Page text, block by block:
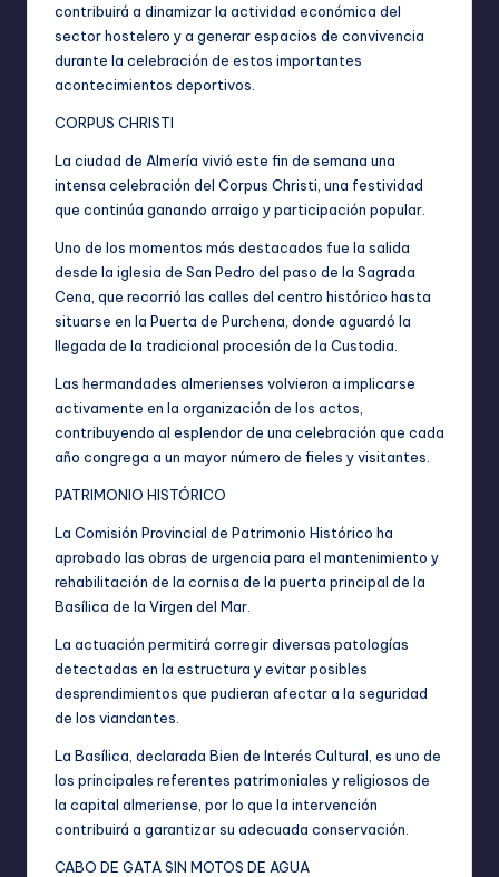
contribuirá a dinamizar la actividad económica del
sector hostelero y a generar espacios de convivencia
durante la celebración de estos importantes
acontecimientos deportivos.
CORPUS CHRISTI
La ciudad de Almería vivió este fin de semana una
intensa celebración del Corpus Christi, una festividad
que continúa ganando arraigo y participación popular.
Uno de los momentos más destacados fue la salida
desde la iglesia de San Pedro del paso de la Sagrada
Cena, que recorrió las calles del centro histórico hasta
situarse en la Puerta de Purchena, donde aguardó la
llegada de la tradicional procesión de la Custodia.
Las hermandades almerienses volvieron a implicarse
activamente en la organización de los actos,
contribuyendo al esplendor de una celebración que cada
año congrega a un mayor número de fieles y visitantes.
PATRIMONIO HISTÓRICO
La Comisión Provincial de Patrimonio Histórico ha
aprobado las obras de urgencia para el mantenimiento y
rehabilitación de la cornisa de la puerta principal de la
Basílica de la Virgen del Mar.
La actuación permitirá corregir diversas patologías
detectadas en la estructura y evitar posibles
desprendimientos que pudieran afectar a la seguridad
de los viandantes.
La Basílica, declarada Bien de Interés Cultural, es uno de
los principales referentes patrimoniales y religiosos de
la capital almeriense, por lo que la intervención
contribuirá a garantizar su adecuada conservación.
CABO DE GATA SIN MOTOS DE AGUA